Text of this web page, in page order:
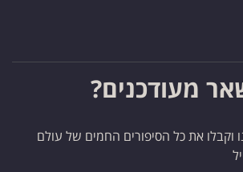
מעודכנים?
וקבלו את כל הסיפורים החמים של עולם